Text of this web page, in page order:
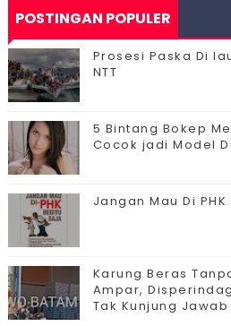
POSTINGAN POPULER
Prosesi Paska Di
NTT
5 Bintang Bokep
Cocok jadi Model
Jangan Mau Di
Karung Beras
Ampar,
Tak Kunjung